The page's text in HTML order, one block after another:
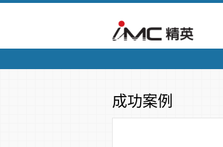
成功案例